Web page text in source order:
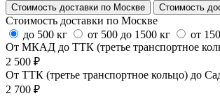
Стоимость доставки по Москве Стоимость
Стоимость доставки по Москве
до 500 кг
от 500 до 1500 кг от
От МКАД до ТТК (третье транспортное
2 500 ₽
От ТТК (третье транспортное кольцо) до
2 700 ₽